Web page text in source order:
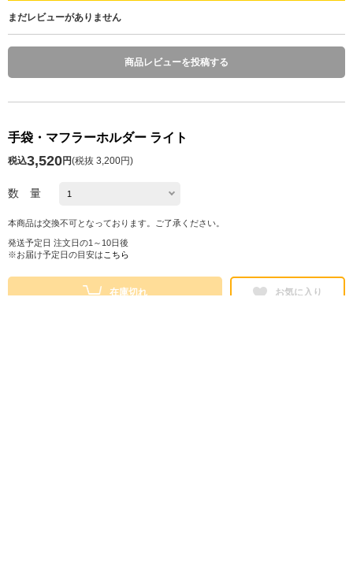
まだレビューがありません
商品レビューを投稿する
手袋・マフラーホルダー ライト
税込3,520円(税抜 3,200円)
数 量
本商品は交換不可となっております。ご了承ください。
発送予定日 注文日の1～10日後
※お届け予定日の目安は こちら
在庫切れ お気に入り